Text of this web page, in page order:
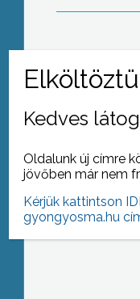
A
Kedves
Oldalunk új címre
jövőben már nem
Kérjük kattintson
gyongyosma.hu